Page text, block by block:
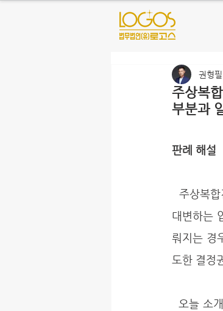
주상복
부분과
권형
판례 해설
대변하는
뤄지는 경
도한 결정